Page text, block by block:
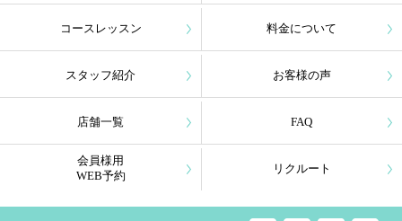
コースレッスン 料金について
スタッフ紹介 お客様の声
店舗一覧 FAQ
会員様用
WEB予約
リクルート